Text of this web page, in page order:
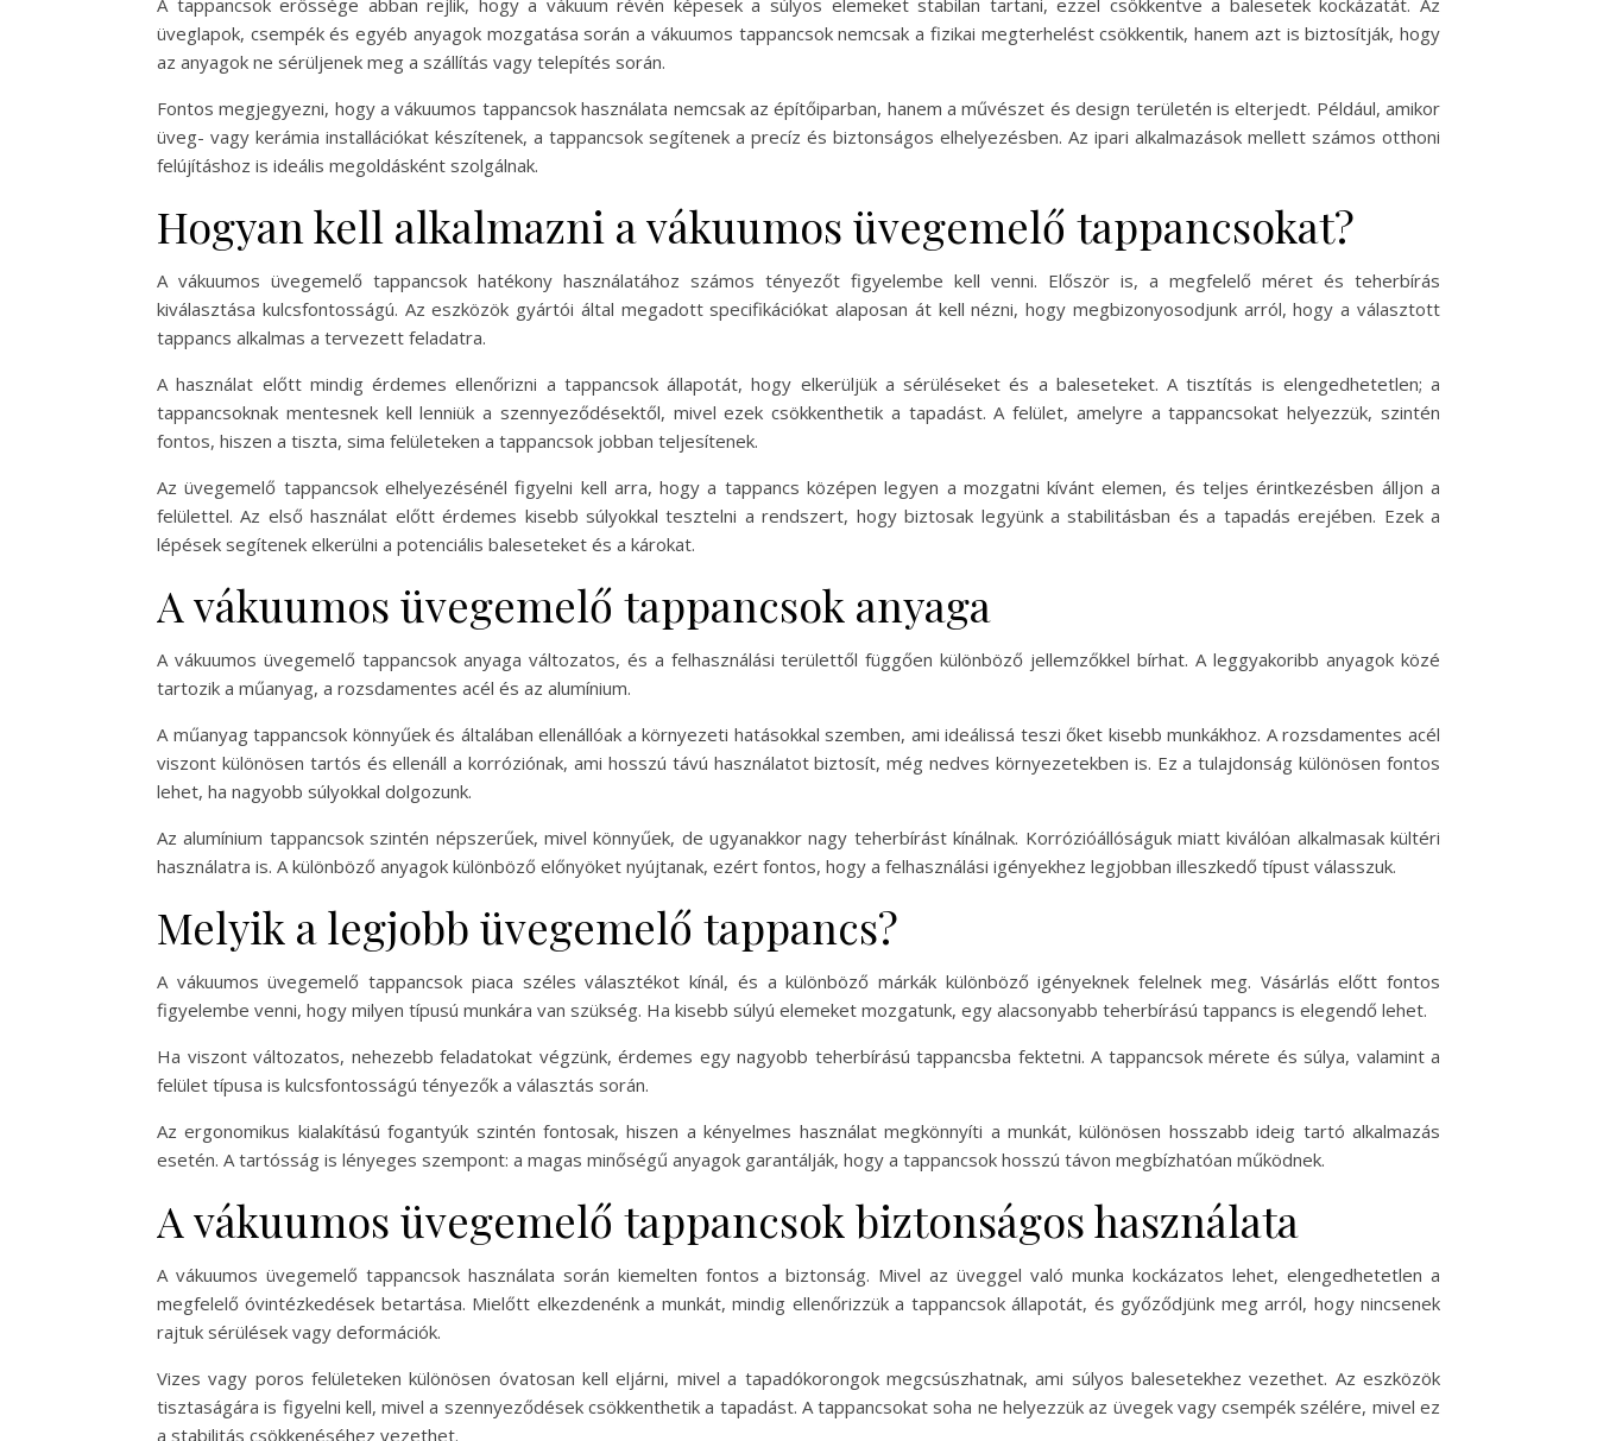
A tappancsok erőssége abban rejlik, hogy a vákuum révén képesek a súlyos elemeket stabilan tartani, ezzel csökkentve a balesetek kockázatát. Az
üveglapok, csempék és egyéb anyagok mozgatása során a vákuumos tappancsok nemcsak a fizikai megterhelést csökkentik, hanem azt is biztosítják, hogy
az anyagok ne sérüljenek meg a szállítás vagy telepítés során.
Fontos megjegyezni, hogy a vákuumos tappancsok használata nemcsak az építőiparban, hanem a művészet és design területén is elterjedt. Például, amikor
üveg- vagy kerámia installációkat készítenek, a tappancsok segítenek a precíz és biztonságos elhelyezésben. Az ipari alkalmazások mellett számos otthoni
felújításhoz is ideális megoldásként szolgálnak.
Hogyan kell alkalmazni a vákuumos üvegemelő tappancsokat?
A vákuumos üvegemelő tappancsok hatékony használatához számos tényezőt figyelembe kell venni. Először is, a megfelelő méret és teherbírás
kiválasztása kulcsfontosságú. Az eszközök gyártói által megadott specifikációkat alaposan át kell nézni, hogy megbizonyosodjunk arról, hogy a választott
tappancs alkalmas a tervezett feladatra.
A használat előtt mindig érdemes ellenőrizni a tappancsok állapotát, hogy elkerüljük a sérüléseket és a baleseteket. A tisztítás is elengedhetetlen; a
tappancsoknak mentesnek kell lenniük a szennyeződésektől, mivel ezek csökkenthetik a tapadást. A felület, amelyre a tappancsokat helyezzük, szintén
fontos, hiszen a tiszta, sima felületeken a tappancsok jobban teljesítenek.
Az üvegemelő tappancsok elhelyezésénél figyelni kell arra, hogy a tappancs középen legyen a mozgatni kívánt elemen, és teljes érintkezésben álljon a
felülettel. Az első használat előtt érdemes kisebb súlyokkal tesztelni a rendszert, hogy biztosak legyünk a stabilitásban és a tapadás erejében. Ezek a
lépések segítenek elkerülni a potenciális baleseteket és a károkat.
A vákuumos üvegemelő tappancsok anyaga
A vákuumos üvegemelő tappancsok anyaga változatos, és a felhasználási területtől függően különböző jellemzőkkel bírhat. A leggyakoribb anyagok közé
tartozik a műanyag, a rozsdamentes acél és az alumínium.
A műanyag tappancsok könnyűek és általában ellenállóak a környezeti hatásokkal szemben, ami ideálissá teszi őket kisebb munkákhoz. A rozsdamentes acél
viszont különösen tartós és ellenáll a korróziónak, ami hosszú távú használatot biztosít, még nedves környezetekben is. Ez a tulajdonság különösen fontos
lehet, ha nagyobb súlyokkal dolgozunk.
Az alumínium tappancsok szintén népszerűek, mivel könnyűek, de ugyanakkor nagy teherbírást kínálnak. Korrózióállóságuk miatt kiválóan alkalmasak kültéri
használatra is. A különböző anyagok különböző előnyöket nyújtanak, ezért fontos, hogy a felhasználási igényekhez legjobban illeszkedő típust válasszuk.
Melyik a legjobb üvegemelő tappancs?
A vákuumos üvegemelő tappancsok piaca széles választékot kínál, és a különböző márkák különböző igényeknek felelnek meg. Vásárlás előtt fontos
figyelembe venni, hogy milyen típusú munkára van szükség. Ha kisebb súlyú elemeket mozgatunk, egy alacsonyabb teherbírású tappancs is elegendő lehet.
Ha viszont változatos, nehezebb feladatokat végzünk, érdemes egy nagyobb teherbírású tappancsba fektetni. A tappancsok mérete és súlya, valamint a
felület típusa is kulcsfontosságú tényezők a választás során.
Az ergonomikus kialakítású fogantyúk szintén fontosak, hiszen a kényelmes használat megkönnyíti a munkát, különösen hosszabb ideig tartó alkalmazás
esetén. A tartósság is lényeges szempont: a magas minőségű anyagok garantálják, hogy a tappancsok hosszú távon megbízhatóan működnek.
A vákuumos üvegemelő tappancsok biztonságos használata
A vákuumos üvegemelő tappancsok használata során kiemelten fontos a biztonság. Mivel az üveggel való munka kockázatos lehet, elengedhetetlen a
megfelelő óvintézkedések betartása. Mielőtt elkezdenénk a munkát, mindig ellenőrizzük a tappancsok állapotát, és győződjünk meg arról, hogy nincsenek
rajtuk sérülések vagy deformációk.
Vizes vagy poros felületeken különösen óvatosan kell eljárni, mivel a tapadókorongok megcsúszhatnak, ami súlyos balesetekhez vezethet. Az eszközök
tisztaságára is figyelni kell, mivel a szennyeződések csökkenthetik a tapadást. A tappancsokat soha ne helyezzük az üvegek vagy csempék szélére, mivel ez
a stabilitás csökkenéséhez vezethet.